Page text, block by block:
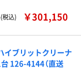
税込)
￥301,150
イブリットクリーナ
126-4144（直送